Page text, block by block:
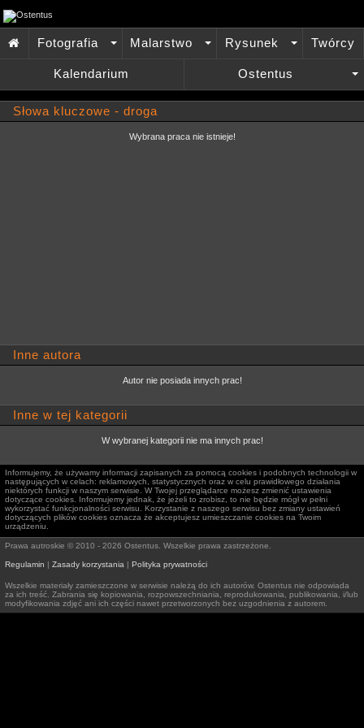

Fotografia
Malarstwo
Rysunek Twórcy
Kalendarium
+
Ostentus
Słowa kluczowe - droga
Wybrana praca nie istnieje!
Inne autora
Autor nie posiada innych prac!
Inne w tej kategorii
W wybranej kategorii nie ma innych prac!
Informujemy, że używamy informacji zapisanych za pomocą cookies i podobnych technologii w
następujących w celach: reklamowych, statystycznych oraz w celu prawidłowego działania
niektórych funkcji w naszym serwisie. W Twojej przeglądarce możesz zmienić ustawienia
dotyczące cookies. Informujemy jednak, że jeżeli to zrobisz, to nie będzie mógł w pełni
wykorzystać funkcjonalności serwisu. Korzystanie z naszego serwisu bez zmiany ustawień
dotyczących plików cookies oznacza że akceptujesz umieszczanie cookies na Twoim
urządzeniu.
Prawa autroskie © 2010 - 2026 Ostentus. Wszelkie prawa zastrzeżone.
Regulamin | Zasady korzystania | Polityka prywatności
Wszelkie materiały zamieszczone w serwisie należą do ich autorów. Ostentus nie odpowiada
za ich treść. Zabrania się kopiowania, rozpowszechniania, reprodukowania, publikowania, i/lub
modyfikowania zdjęć ani ich części nawet przetworzonych bez uzgodnienia z autorem.